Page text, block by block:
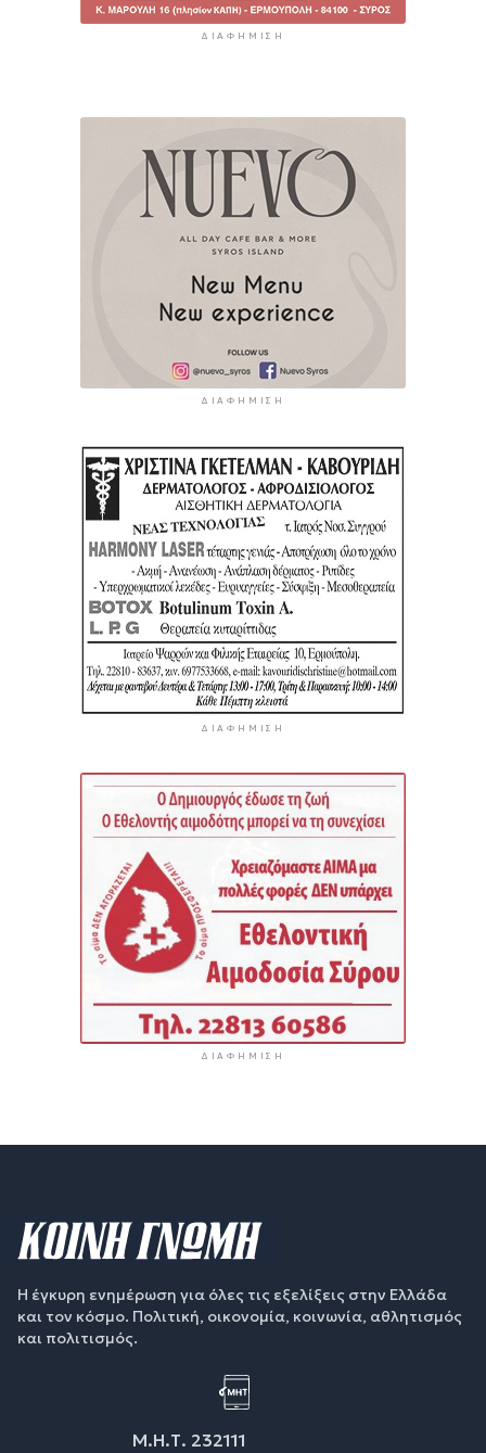
ΔΙΑΦΉΜΙΣΗ
ΔΙΑΦΉΜΙΣΗ
ΔΙΑΦΉΜΙΣΗ
ΔΙΑΦΉΜΙΣΗ
Η έγκυρη ενημέρωση για όλες τις εξελίξεις στην Ελλάδα
και τον κόσμο. Πολιτική, οικονομία, κοινωνία, αθλητισμός
και πολιτισμός.
Μ.Η.Τ. 232111